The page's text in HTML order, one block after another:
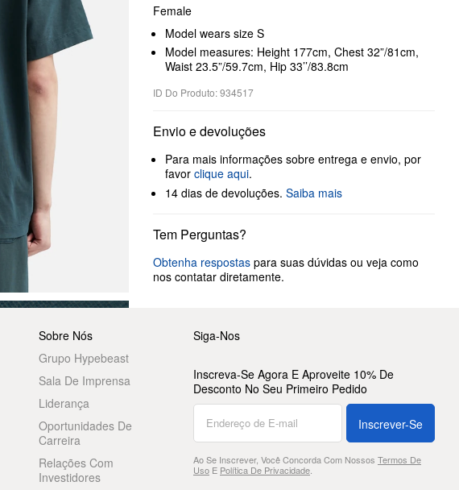
Female
Model wears size S
Model measures: Height 177cm, Chest 32”/81cm,
Waist 23.5”/59.7cm, Hip 33’’/83.8cm
ID Do Produto: 934517
Envio e devoluções
Para mais informações sobre entrega e envio, por
favor clique aqui.
14 dias de devoluções. Saiba mais
Tem Perguntas?
Obtenha respostas para suas dúvidas ou veja como
nos contatar diretamente.
Sobre Nós
Grupo Hypebeast
Sala De Imprensa
Liderança
Oportunidades De
Carreira
Relações Com
Investidores
Siga-Nos
Inscreva-Se Agora E Aproveite 10% De
Desconto No Seu Primeiro Pedido
Inscrever-Se
Ao Se Inscrever, Você Concorda Com Nossos Termos De
UsoE Política De Privacidade.